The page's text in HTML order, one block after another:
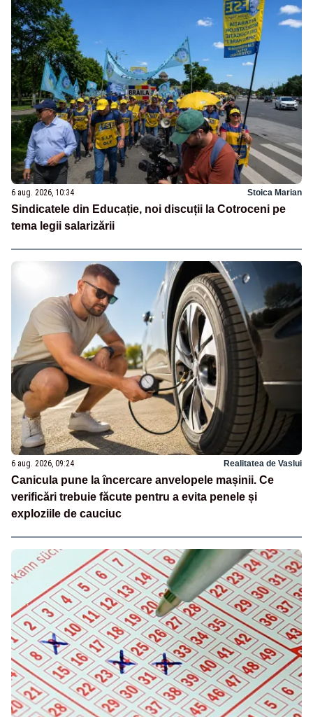
6 aug. 2026, 10:34 Stoica Marian
Sindicatele din Educație, noi discuții la Cotroceni pe
tema legii salarizării
6 aug. 2026, 09:24 Realitatea de Vaslui
Canicula pune la încercare anvelopele mașinii. Ce
verificări trebuie făcute pentru a evita penele și
exploziile de cauciuc